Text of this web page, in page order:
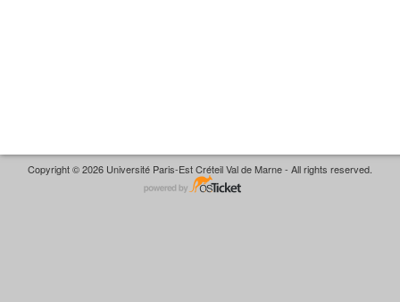
Copyright © 2026 Université Paris-Est Créteil Val de Marne - All rights reserved.